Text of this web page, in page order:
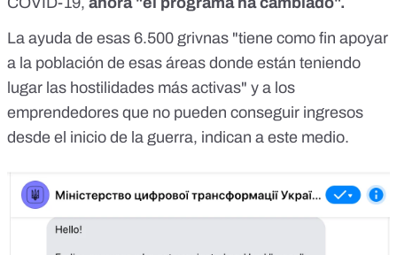
La ayuda de esas 6.500 grivnas "tiene como fin apoyar
a la población de esas áreas donde están teniendo
lugar las hostilidades más activas" y a los
emprendedores que no pueden conseguir ingresos
desde el inicio de la guerra, indican a este medio.